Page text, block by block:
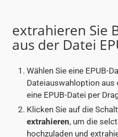
extrahieren Sie
aus der Datei
Wählen Sie eine EPUB-
Dateiauswahloption aus
eine EPUB-Datei per
Klicken Sie auf die
extrahieren, um die
hochzuladen und